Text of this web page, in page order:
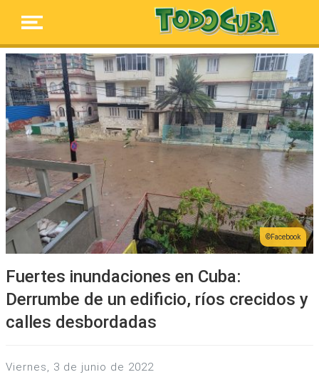
Facebook
Fuertes inundaciones en Cuba:
Derrumbe de un edificio, ríos crecidos y
calles desbordadas
viernes, 3 de junio de 2022